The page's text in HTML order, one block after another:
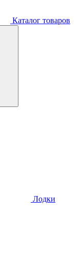
Каталог товаров
Лодки